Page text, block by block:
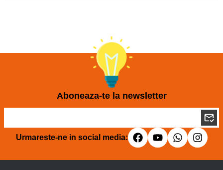
Aboneaza-te la newsletter
Urmareste-ne in social media: